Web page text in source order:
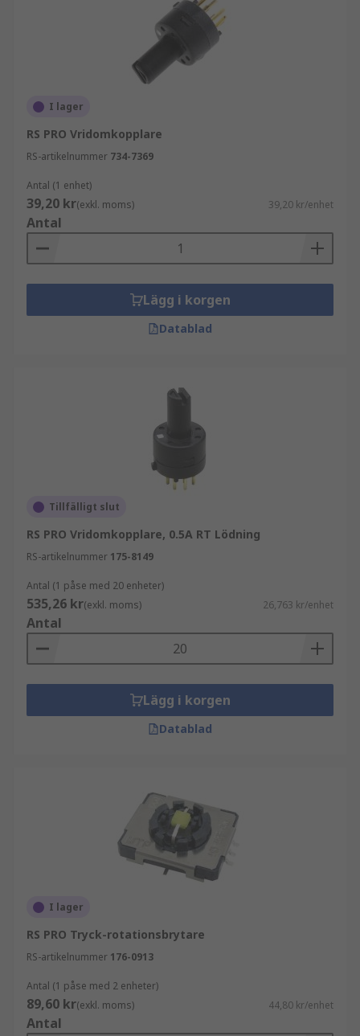
I lager
RS PRO Vridomkopplare
RS-artikelnummer 734-7369
Antal (1 enhet)
39,20 kr(exkl. moms) 39,20 kr/enhet
Antal
Lägg i korgen
Datablad
Tillfälligt slut
RS PRO Vridomkopplare, 0.5A RT Lödning
RS-artikelnummer 175-8149
Antal (1 påse med 20 enheter)
535,26 kr(exkl. moms) 26,763 kr/enhet
Antal
Lägg i korgen
Datablad
I lager
RS PRO Tryck-rotationsbrytare
RS-artikelnummer 176-0913
Antal (1 påse med 2 enheter)
89,60 kr(exkl. moms) 44,80 kr/enhet
Antal